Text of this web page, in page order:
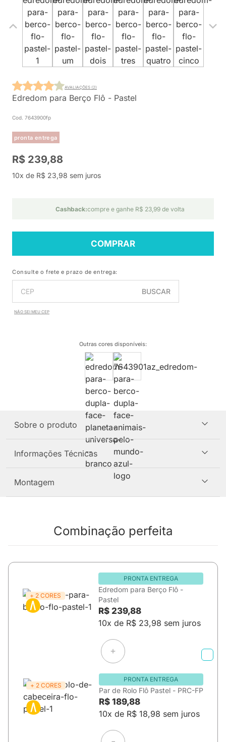
Edredom para Berço Flô - Pastel
Cod. 7643900fp
pronta entrega
AVALIAÇÕES (2)
R$ 239,88
10x de R$ 23,98 sem juros
Cashback:compre e ganhe R$ 23,99 de volta
COMPRAR
Consulte o frete e prazo de entrega:
BUSCAR
NÃO SEI MEU CEP
Outras cores disponíveis:
Sobre o produto
Informações Técnicas
Montagem
Combinação perfeita
+ 2 CORES
PRONTA ENTREGA
Edredom para Berço Flô -
Pastel
R$ 239,88
10x de R$ 23,98 sem juros
+ 2 CORES
PRONTA ENTREGA
Par de Rolo Flô Pastel - PRC-FP
R$ 189,88
10x de R$ 18,98 sem juros